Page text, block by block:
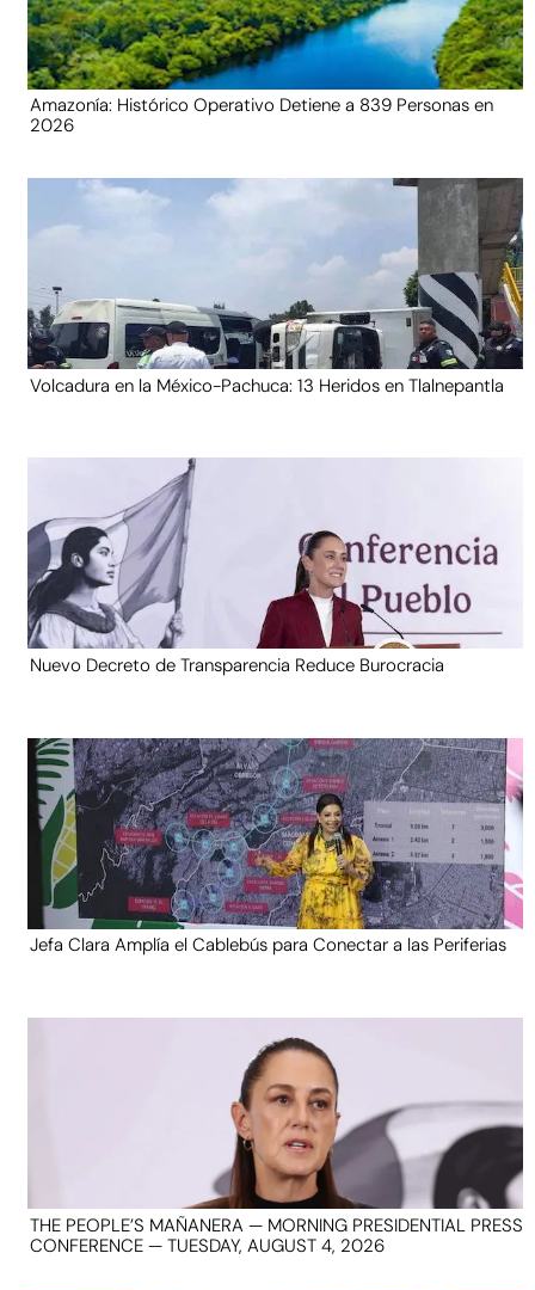
Amazonía: Histórico Operativo Detiene a 839 Personas en
2026
Volcadura en la México-Pachuca: 13 Heridos en Tlalnepantla
Nuevo Decreto de Transparencia Reduce Burocracia
Jefa Clara Amplía el Cablebús para Conectar a las Periferias
THE PEOPLE’S MAÑANERA — MORNING PRESIDENTIAL PRESS
CONFERENCE — TUESDAY, AUGUST 4, 2026